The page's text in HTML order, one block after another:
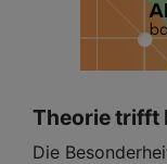
Theorie trifft
Die